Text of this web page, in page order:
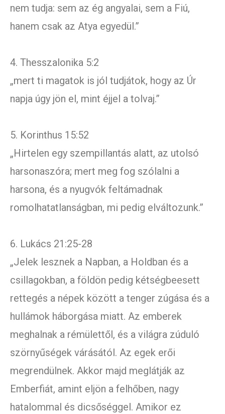
nem tudja: sem az ég angyalai, sem a Fiú,
hanem csak az Atya egyedül.”
4. Thesszalonika 5:2
„mert ti magatok is jól tudjátok, hogy az Úr
napja úgy jön el, mint éjjel a tolvaj.”
5. Korinthus 15:52
„Hirtelen egy szempillantás alatt, az utolsó
harsonaszóra; mert meg fog szólalni a
harsona, és a nyugvók feltámadnak
romolhatatlanságban, mi pedig elváltozunk.”
6. Lukács 21:25-28
„Jelek lesznek a Napban, a Holdban és a
csillagokban, a földön pedig kétségbeesett
rettegés a népek között a tenger zúgása és a
hullámok háborgása miatt. Az emberek
meghalnak a rémülettől, és a világra zúduló
szörnyűségek várásától. Az egek erői
megrendülnek. Akkor majd meglátják az
Emberfiát, amint eljön a felhőben, nagy
hatalommal és dicsőséggel. Amikor ez